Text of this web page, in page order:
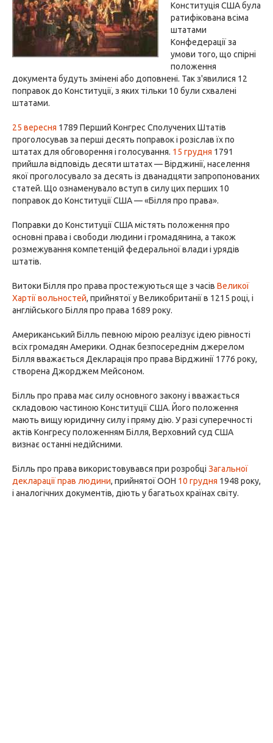
Конституція США була
ратифікована всіма
штатами
Конфедерації за
умови того, що спірні
положення
документа будуть змінені або доповнені. Так з'явилися 12
поправок до Конституції, з яких тільки 10 були схвалені
штатами.
25 вересня 1789 Перший Конгрес Сполучених Штатів
проголосував за перші десять поправок і розіслав їх по
штатах для обговорення і голосування. 15 грудня 1791
прийшла відповідь десяти штатах — Вірджинії, населення
якої проголосувало за десять із дванадцяти запропонованих
статей. Що ознаменувало вступ в силу цих перших 10
поправок до Конституції США — «Білля про права».
Поправки до Конституції США містять положення про
основні права і свободи людини і громадянина, а також
розмежування компетенцій федеральної влади і урядів
штатів.
Витоки Білля про права простежуються ще з часів Великої
Хартії вольностей, прийнятої у Великобританії в 1215 році, і
англійського Білля про права 1689 року.
Американський Білль певною мірою реалізує ідею рівності
всіх громадян Америки. Однак безпосереднім джерелом
Білля вважається Декларація про права Вірджинії 1776 року,
створена Джорджем Мейсоном.
Білль про права має силу основного закону і вважається
складовою частиною Конституції США. Його положення
мають вищу юридичну силу і пряму дію. У разі суперечності
актів Конгресу положенням Білля, Верховний суд США
визнає останні недійсними.
Білль про права використовувався при розробці Загальної
декларації прав людини, прийнятої ООН 10 грудня 1948 року,
і аналогічних документів, діють у багатьох країнах світу.